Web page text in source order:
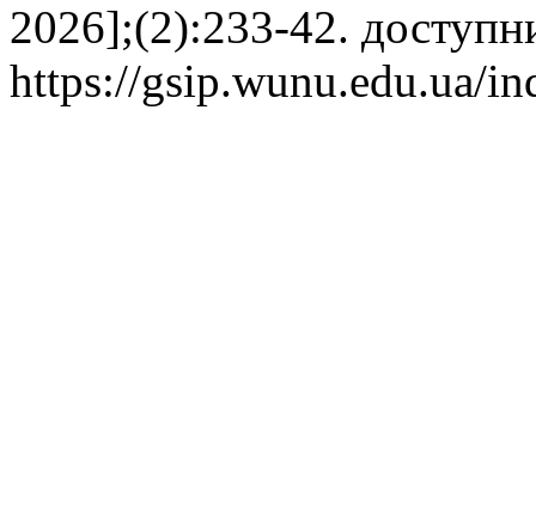
2026];(2):233-42.
https://gsip.wunu.edu.ua/